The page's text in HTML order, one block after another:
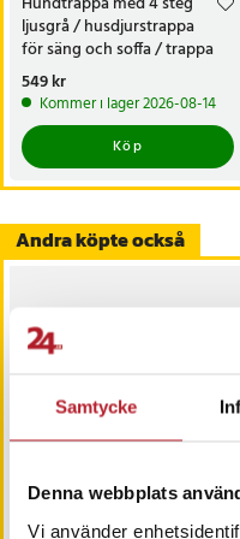
Samtycke
Denna webbplats
Vi använder
- Förpackningen innehåller:
Artikelnummer
ljusgrå / husdjurstrappa
för säng och soffa / trappa
för äldre hundar
Pris:549 kr
549 kr
Kommer i lager 2026-08-14
Köp
Andra köpte också
Vattentätt sofföverdrag